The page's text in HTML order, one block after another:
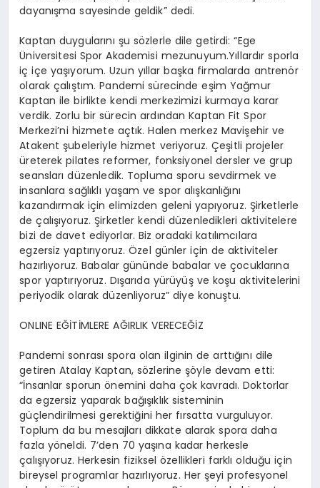
dayanışma sayesinde geldik” dedi.
Kaptan duygularını şu sözlerle dile getirdi: “Ege
Üniversitesi Spor Akademisi mezunuyum.Yıllardır sporla
iç içe yaşıyorum. Uzun yıllar başka firmalarda antrenör
olarak çalıştım. Pandemi sürecinde eşim Yağmur
Kaptan ile birlikte kendi merkezimizi kurmaya karar
verdik. Zorlu bir sürecin ardından Kaptan Fit Spor
Merkezi’ni hizmete açtık. Halen merkez Mavişehir ve
Atakent şubeleriyle hizmet veriyoruz. Çeşitli projeler
üreterek pilates reformer, fonksiyonel dersler ve grup
seansları düzenledik. Topluma sporu sevdirmek ve
insanlara sağlıklı yaşam ve spor alışkanlığını
kazandırmak için elimizden geleni yapıyoruz. Şirketlerle
de çalışıyoruz. Şirketler kendi düzenledikleri aktivitelere
bizi de davet ediyorlar. Biz oradaki katılımcılara
egzersiz yaptırıyoruz. Özel günler için de aktiviteler
hazırlıyoruz. Babalar gününde babalar ve çocuklarına
spor yaptırıyoruz. Dışarıda yürüyüş ve koşu aktivitelerini
periyodik olarak düzenliyoruz” diye konuştu.
ONLINE EĞİTİMLERE AĞIRLIK VERECEĞİZ
Pandemi sonrası spora olan ilginin de arttığını dile
getiren Atalay Kaptan, sözlerine şöyle devam etti:
“İnsanlar sporun önemini daha çok kavradı. Doktorlar
da egzersiz yaparak bağışıklık sisteminin
güçlendirilmesi gerektiğini her fırsatta vurguluyor.
Toplum da bu mesajları dikkate alarak spora daha
fazla yöneldi. 7’den 70 yaşına kadar herkesle
çalışıyoruz. Herkesin fiziksel özellikleri farklı olduğu için
bireysel programlar hazırlıyoruz. Her şeyi profesyonel